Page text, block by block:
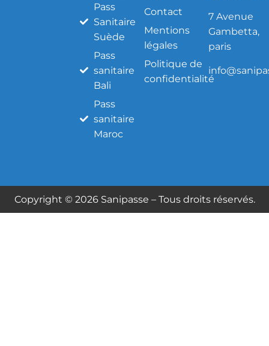
Pass
Sanitaire
Suède
Pass
sanitaire
Bali
Pass
sanitaire
Maroc
Contact
Mentions
légales
Politique de
confidentialité
7 Avenue
Gambetta,
paris
Copyright © 2026 Sanipasse – Tous droits réservés.